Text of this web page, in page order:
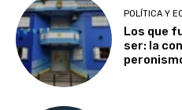
POLÍTICA Y
Los que
ser: la